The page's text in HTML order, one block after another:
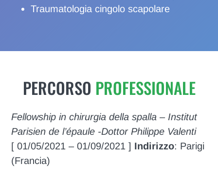
Traumatologia cingolo scapolare
PERCORSO PROFESSIONALE
Fellowship in chirurgia della spalla – Institut
Parisien de l’épaule -Dottor Philippe Valenti
[ 01/05/2021 – 01/09/2021 ] Indirizzo: Parigi
(Francia)